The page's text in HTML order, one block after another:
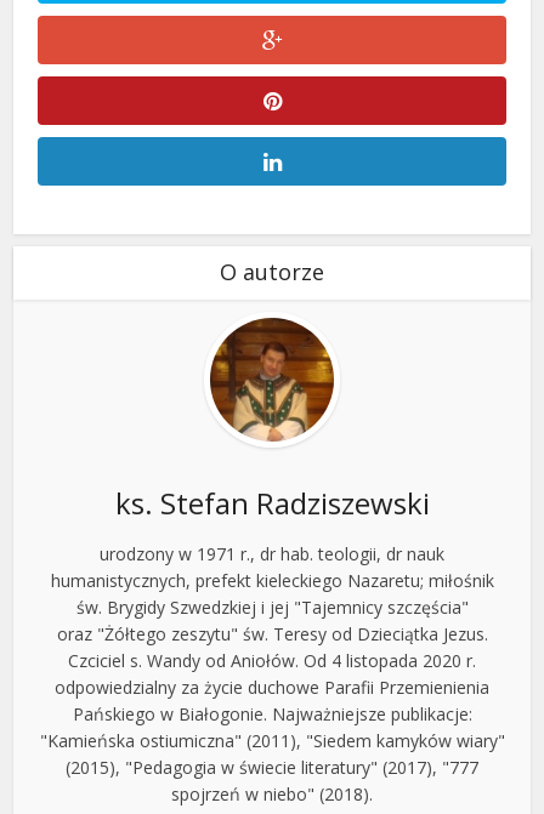
O autorze
ks. Stefan Radziszewski
urodzony w 1971 r., dr hab. teologii, dr nauk
humanistycznych, prefekt kieleckiego Nazaretu; miłośnik
św. Brygidy Szwedzkiej i jej "Tajemnicy szczęścia"
oraz "Żółtego zeszytu" św. Teresy od Dzieciątka Jezus.
Czciciel s. Wandy od Aniołów. Od 4 listopada 2020 r.
odpowiedzialny za życie duchowe Parafii Przemienienia
Pańskiego w Białogonie. Najważniejsze publikacje:
"Kamieńska ostiumiczna" (2011), "Siedem kamyków wiary"
(2015), "Pedagogia w świecie literatury" (2017), "777
spojrzeń w niebo" (2018).